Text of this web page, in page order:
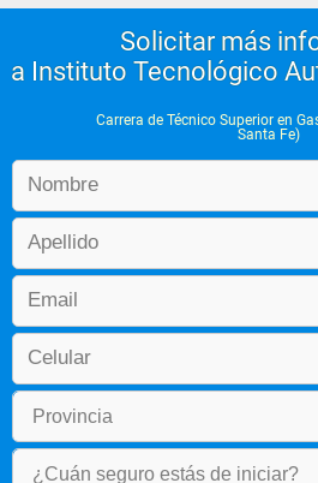
Solicitar más
a Instituto Tecnológico
Carrera de Técnico Superior en
Santa Fe)